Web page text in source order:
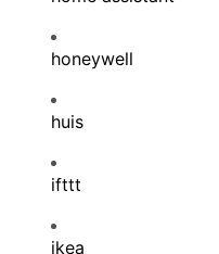
honeywell
huis
ifttt
ikea